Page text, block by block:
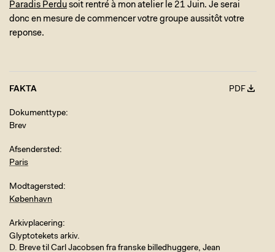
Paradis Perdu soit rentré à mon atelier le 21 Juin. Je serai
donc en mesure de commencer votre groupe aussitôt votre
reponse.
FAKTA PDF
Dokumenttype
Brev
Afsendersted
Paris
Modtagersted
København
Arkivplacering
Glyptotekets arkiv.
D. Breve til Carl Jacobsen fra franske billedhuggere, Jean